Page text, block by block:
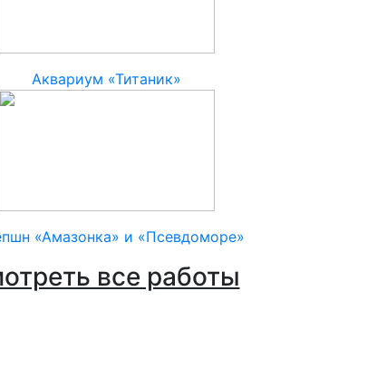
Аквариум «Титаник»
«Амазонка» и «Псевдоморе»
все работы